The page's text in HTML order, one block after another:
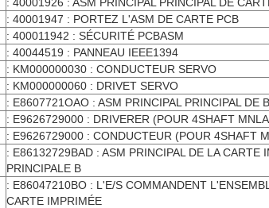
: 40001947 : PORTEZ L'ASM DE CARTE PCB
: 400011942 : SÉCURITÉ PCBASM
: 40044519 : PANNEAU IEEE1394
: KM000000030 : CONDUCTEUR SERVO
: KM000000060 : DRIVET SERVO
: E8607721OAO : ASM PRINCIPAL PRINCIPAL DE
: E9626729000 : DRIVERER (POUR 4SHAFT
: E9626729000 : CONDUCTEUR (POUR 4SHAFT
: E86132729BAD : ASM PRINCIPAL DE LA CARTE
PRINCIPALE B
: E86047210BO : L'E/S COMMANDENT
CARTE IMPRIMÉE